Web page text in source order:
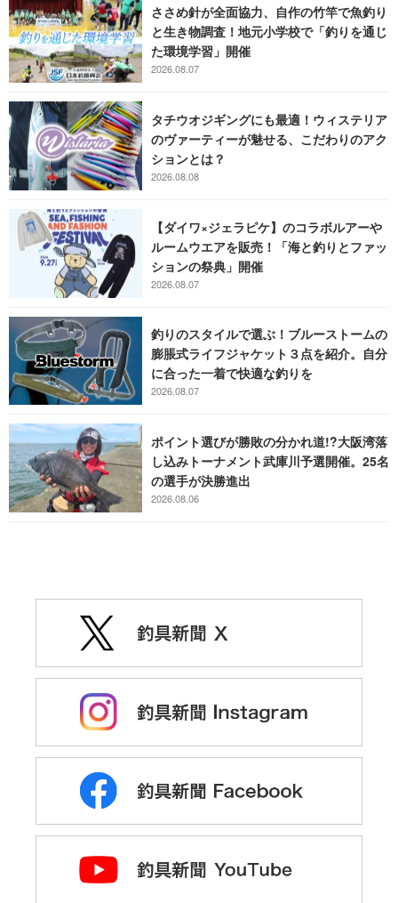
ささめ針が全面協力、自作の竹竿で魚釣り
と生き物調査！地元小学校で「釣りを通じ
た環境学習」開催
2026.08.07
タチウオジギングにも最適！ウィステリア
のヴァーティーが魅せる、こだわりのアク
ションとは？
2026.08.08
【ダイワ×ジェラピケ】のコラボルアーや
ルームウエアを販売！「海と釣りとファッ
ションの祭典」開催
2026.08.07
釣りのスタイルで選ぶ！ブルーストームの
膨脹式ライフジャケット３点を紹介。自分
に合った一着で快適な釣りを
2026.08.07
ポイント選びが勝敗の分かれ道!?大阪湾落
し込みトーナメント武庫川予選開催。25名
の選手が決勝進出
2026.08.06